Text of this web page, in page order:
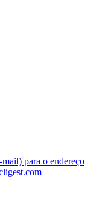
para o endereço